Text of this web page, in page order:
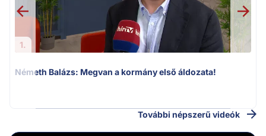
1.
Németh Balázs: Megvan a kormány első áldozata!
További népszerű videók